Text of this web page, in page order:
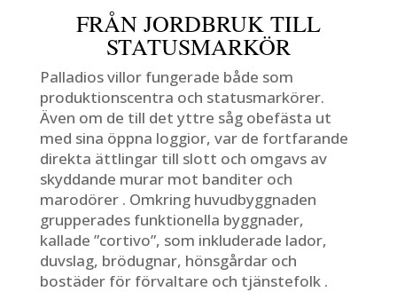
FRÅN JORDBRUK TILL
STATUSMARKÖR
Palladios villor fungerade både som
produktionscentra och statusmarkörer.
Även om de till det yttre såg obefästa ut
med sina öppna loggior, var de fortfarande
direkta ättlingar till slott och omgavs av
skyddande murar mot banditer och
marodörer . Omkring huvudbyggnaden
grupperades funktionella byggnader,
kallade ”cortivo”, som inkluderade lador,
duvslag, brödugnar, hönsgårdar och
bostäder för förvaltare och tjänstefolk .